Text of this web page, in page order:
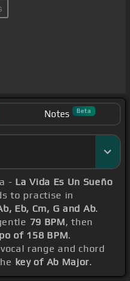
Notes Beta
- La Vida Es Un Sueño
to practise in
Eb, Cm, G and Ab.
79 BPM, then
of 158 BPM.
range and chord
key of Ab Major.